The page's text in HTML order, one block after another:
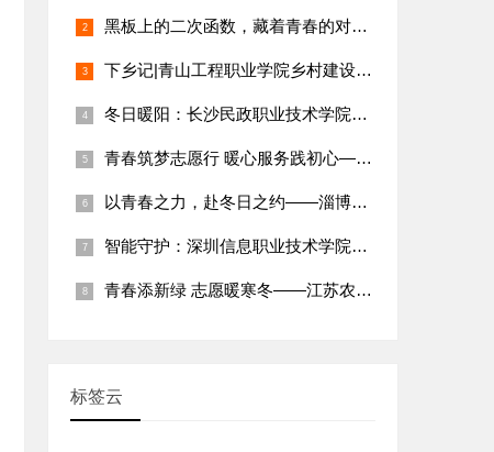
黑板上的二次函数，藏着青春的对称轴
下乡记|青山工程职业学院乡村建设学院王芳：把知识‘种’进希望
冬日暖阳：长沙民政职业技术学院社会工作学子的社区服务实践
青春筑梦志愿行 暖心服务践初心——浙江交通职业技术学院志愿者
以青春之力，赴冬日之约——淄博职业学院护理专业李雨桐的充实寒
智能守护：深圳信息职业技术学院智能家居专业社区志愿服务纪实
青春添新绿 志愿暖寒冬——江苏农林职业技术学院学子2026年
标签云